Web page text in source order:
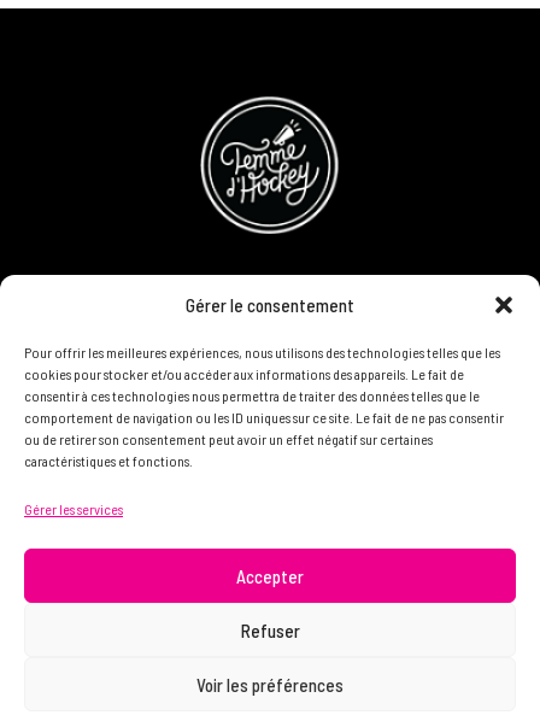
Gérer le consentement
Pour offrir les meilleures expériences, nous utilisons des technologies telles que les
cookies pour stocker et/ou accéder aux informations des appareils. Le fait de
consentir à ces technologies nous permettra de traiter des données telles que le
comportement de navigation ou les ID uniques sur ce site. Le fait de ne pas consentir
ou de retirer son consentement peut avoir un effet négatif sur certaines
caractéristiques et fonctions.
Gérer les services
Accepter
Refuser
Voir les préférences
CONCOURS
DEVENIR PARTENAIRE
POLITIQUE DE CONFIDENTIALITÉ
info@femme.hockey
© 2021 FEMME D’HOCKEY | Tous droits réservés.